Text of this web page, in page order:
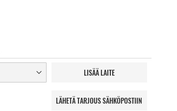
LISÄÄ LAITE
LÄHETÄ TARJOUS SÄHKÖPOSTIIN